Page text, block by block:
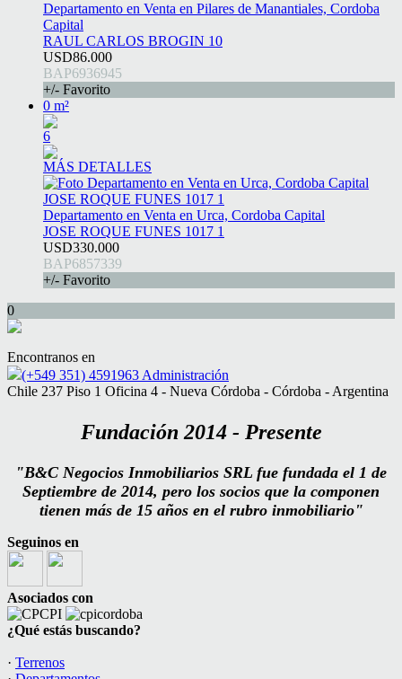
Departamento en Venta en Pilares de Manantiales, Cordoba
Capital
RAUL CARLOS BROGIN 10
USD86.000
BAP6936945
+/- Favorito
0 m²
6
MÁS DETALLES
Departamento en Venta en Urca, Cordoba Capital
JOSE ROQUE FUNES 1017 1
USD330.000
BAP6857339
+/- Favorito
0
Encontranos en
(+549 351) 4591963 Administración
Chile 237 Piso 1 Oficina 4 - Nueva Córdoba - Córdoba - Argentina
Fundación 2014 - Presente
"B&C Negocios Inmobiliarios SRL fue fundada el 1 de
Septiembre de 2014, pero los socios que la componen
tienen más de 15 años en el rubro inmobiliario"
Seguinos en
Asociados con
¿Qué estás buscando?
· Terrenos